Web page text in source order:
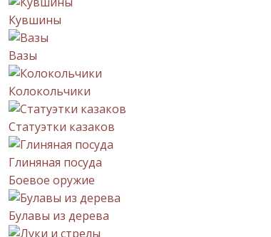
Кувшины
Вазы
Колокольчики
Статуэтки казаков
Глиняная посуда
Боевое оружие
Булавы из дерева